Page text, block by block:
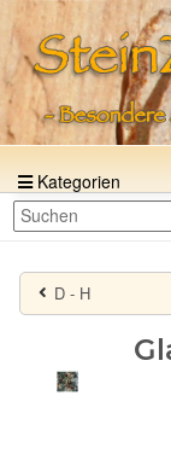
Kategorien
D - H